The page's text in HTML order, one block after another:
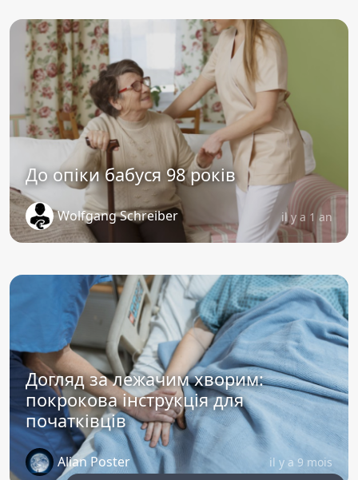
До опіки бабуся 98 років
Wolfgang Schreiber il y a 1 an
Догляд за лежачим хворим:
покрокова інструкція для
початківців
Alian Poster il y a 9 mois